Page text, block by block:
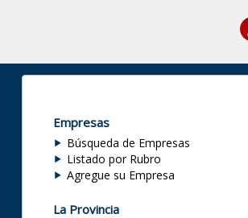
Empresas
Búsqueda de Empresas
Listado por Rubro
Agregue su Empresa
La Provincia